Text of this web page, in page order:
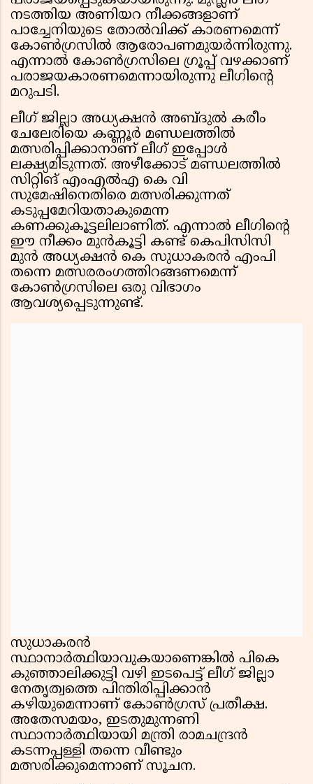
നടത്തിയ അണിയറ നീക്കങ്ങളാണ്
പാച്ചേനിയുടെ തോൽവിക്ക് കാരണമെന്ന്
കോൺഗ്രസിൽ ആരോപണമുയർന്നിരുന്നു.
എന്നാൽ കോൺഗ്രസിലെ ഗ്രൂപ്പ് വഴക്കാണ്
പരാജയകാരണമെന്നായിരുന്നു ലീഗിന്റെ
മറുപടി.
ലീഗ് ജില്ലാ അധ്യക്ഷൻ അബ്ദുൽ കരീം
ചേലേരിയെ കണ്ണൂർ മണ്ഡലത്തിൽ
മത്സരിപ്പിക്കാനാണ് ലീഗ് ഇപ്പോൾ
ലക്ഷ്യമിടുന്നത്. അഴീക്കോട് മണ്ഡലത്തിൽ
സിറ്റിങ് എംഎൽഎ കെ വി
സുമേഷിനെതിരെ മത്സരിക്കുന്നത്
കടുപ്പമേറിയതാകുമെന്ന
കണക്കുകൂട്ടലിലാണിത്. എന്നാൽ ലീഗിന്റെ
ഈ നീക്കം മുൻകൂട്ടി കണ്ട് കെപിസിസി
മുൻ അധ്യക്ഷൻ കെ സുധാകരൻ എംപി
തന്നെ മത്സരരംഗത്തിറങ്ങണമെന്ന്
കോൺഗ്രസിലെ ഒരു വിഭാഗം
ആവശ്യപ്പെടുന്നുണ്ട്.
സുധാകരൻ
സ്ഥാനാർത്ഥിയാവുകയാണെങ്കിൽ പികെ
കുഞ്ഞാലിക്കുട്ടി വഴി ഇടപെട്ട് ലീഗ് ജില്ലാ
നേതൃത്വത്തെ പിന്തിരിപ്പിക്കാൻ
കഴിയുമെന്നാണ് കോൺഗ്രസ് പ്രതീക്ഷ.
അതേസമയം, ഇടതുമുന്നണി
സ്ഥാനാർത്ഥിയായി മന്ത്രി രാമചന്ദ്രൻ
കടന്നപ്പള്ളി തന്നെ വീണ്ടും
മത്സരിക്കുമെന്നാണ് സൂചന.